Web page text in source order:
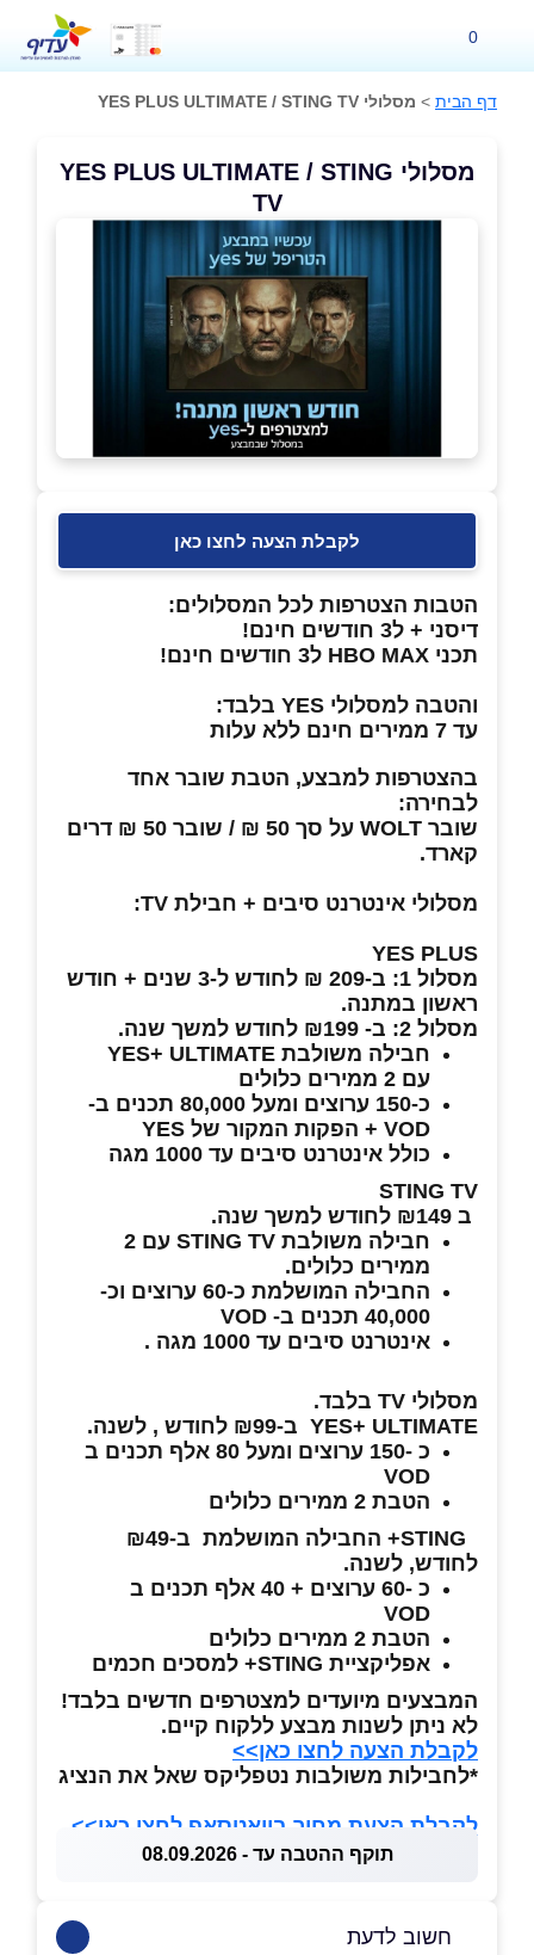
0
דף הבית > מסלולי YES PLUS ULTIMATE / STING TV
מסלולי YES PLUS ULTIMATE / STING
TV
לקבלת הצעה לחצו כאן
הטבות הצטרפות לכל המסלולים:
דיסני + ל3 חודשים חינם!
תכני HBO MAX ל3 חודשים חינם!
והטבה למסלולי YES בלבד:
עד 7 ממירים חינם ללא עלות
בהצטרפות למבצע, הטבת שובר אחד
לבחירה:
שובר WOLT על סך 50 ₪ / שובר 50 ₪ דרים
קארד.
מסלולי אינטרנט סיבים + חבילת TV:
YES PLUS
מסלול 1: ב-209 ₪ לחודש ל-3 שנים + חודש
ראשון במתנה.
מסלול 2: ב- ₪199 לחודש למשך שנה.
חבילה משולבת YES+ ULTIMATE
עם 2 ממירים כלולים
כ-150 ערוצים ומעל 80,000 תכנים ב-
VOD + הפקות המקור של YES
כולל אינטרנט סיבים עד 1000 מגה
STING TV
ב ₪149 לחודש למשך שנה.
חבילה משולבת STING TV עם 2
ממירים כלולים.
החבילה המושלמת כ-60 ערוצים וכ-
40,000 תכנים ב- VOD
אינטרנט סיבים עד 1000 מגה .
מסלולי TV בלבד.
YES+ ULTIMATE ב-₪99 לחודש , לשנה.
כ -150 ערוצים ומעל 80 אלף תכנים ב
VOD
הטבת 2 ממירים כלולים
STING+ החבילה המושלמת ב-₪49
לחודש, לשנה.
כ -60 ערוצים + 40 אלף תכנים ב
VOD
הטבת 2 ממירים כלולים
אפליקציית STING+ למסכים חכמים
המבצעים מיועדים למצטרפים חדשים בלבד!
לא ניתן לשנות מבצע ללקוח קיים.
לקבלת הצעה לחצו כאן>>
*לחבילות משולבות נטפליקס שאל את הנציג
לקבלת הצעת מחיר בוואטסאפ לחצו כאן>>
תוקף ההטבה עד - 08.09.2026
חשוב לדעת